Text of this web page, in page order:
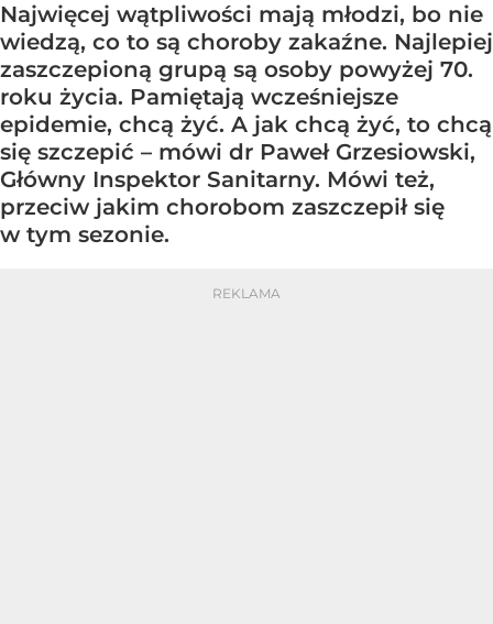
Najwięcej wątpliwości mają młodzi, bo nie
wiedzą, co to są choroby zakaźne. Najlepiej
zaszczepioną grupą są osoby powyżej 70.
roku życia. Pamiętają wcześniejsze
epidemie, chcą żyć. A jak chcą żyć, to chcą
się szczepić – mówi dr Paweł Grzesiowski,
Główny Inspektor Sanitarny. Mówi też,
przeciw jakim chorobom zaszczepił się
w tym sezonie.